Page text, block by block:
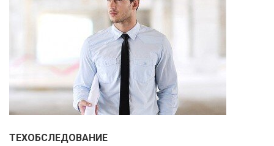
ТЕХОБСЛЕДОВАНИЕ